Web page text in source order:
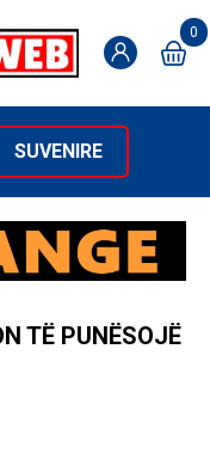
0
SUVENIRE
TË PUNËSOJË